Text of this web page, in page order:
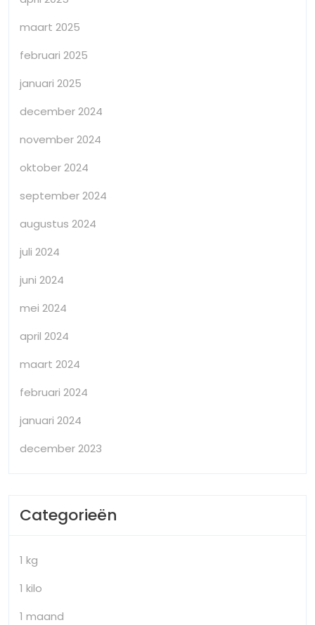
maart 2025
februari 2025
januari 2025
december 2024
november 2024
oktober 2024
september 2024
augustus 2024
juli 2024
juni 2024
mei 2024
april 2024
maart 2024
februari 2024
januari 2024
december 2023
Categorieën
1 kg
1 kilo
1 maand